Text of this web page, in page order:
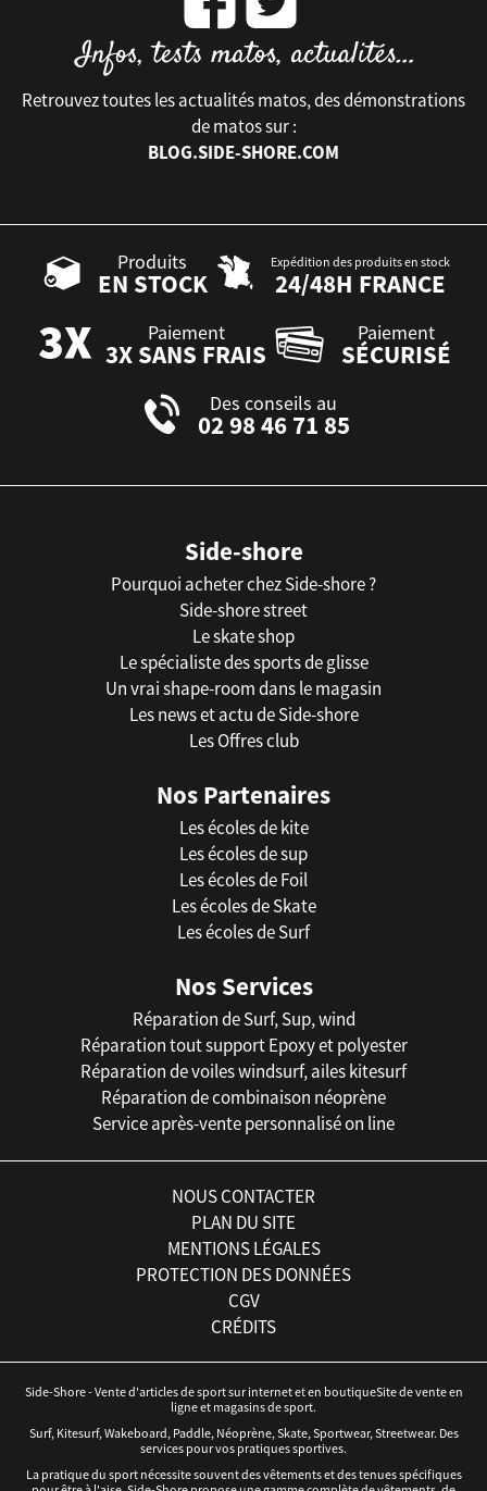
Retrouvez toutes les actualités matos, des démonstrations
de matos sur :
BLOG.SIDE-SHORE.COM
Produits
EN STOCK
Expédition des produits en stock
24/48H FRANCE
Paiement
3X SANS FRAIS
Paiement
SÉCURISÉ
Des conseils au
02 98 46 71 85
Side-shore
Pourquoi acheter chez Side-shore ?
Side-shore street
Le skate shop
Le spécialiste des sports de glisse
Un vrai shape-room dans le magasin
Les news et actu de Side-shore
Les Offres club
Nos Partenaires
Les écoles de kite
Les écoles de sup
Les écoles de Foil
Les écoles de Skate
Les écoles de Surf
Nos Services
Réparation de Surf, Sup, wind
Réparation tout support Epoxy et polyester
Réparation de voiles windsurf, ailes kitesurf
Réparation de combinaison néoprène
Service après-vente personnalisé on line
NOUS CONTACTER
PLAN DU SITE
MENTIONS LÉGALES
PROTECTION DES DONNÉES
CGV
CRÉDITS
Side-Shore - Vente d'articles de sport sur internet et en boutiqueSite de vente en
ligne et magasins de sport.
Surf, Kitesurf, Wakeboard, Paddle, Néoprène, Skate, Sportwear, Streetwear. Des
services pour vos pratiques sportives.
La pratique du sport nécessite souvent des vêtements et des tenues spécifiques